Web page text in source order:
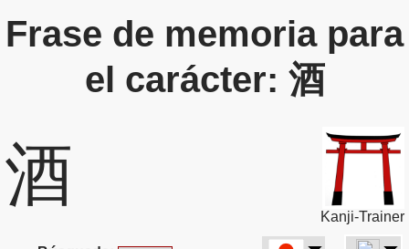
Frase de memoria para
el carácter: 酒
酒
Kanji-Trainer